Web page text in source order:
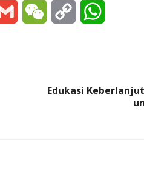
Gmail WeChat Copy
Edukasi